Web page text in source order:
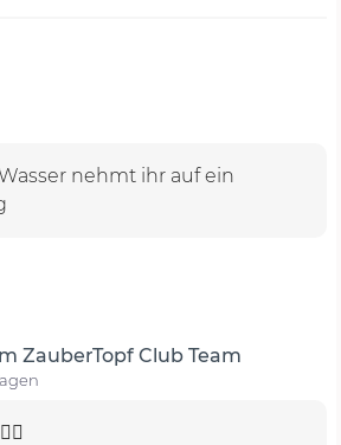
Wasser nehmt ihr auf ein
ZauberTopf Club Team